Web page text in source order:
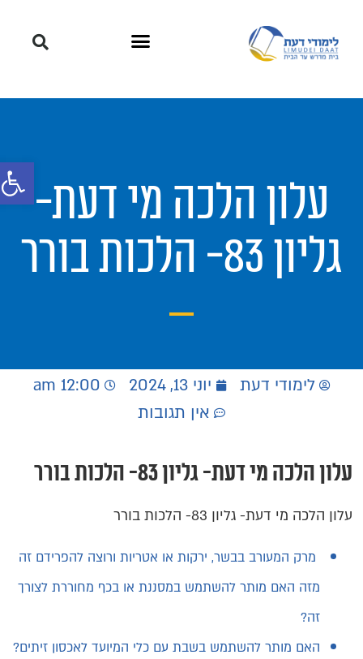
פתח
עלון הלכה מי דעת-
גליון 83- הלכות בורר
לימודי דעת יוני 13, 2024
12:00 am
אין תגובות
עלון הלכה מי דעת- גליון 83- הלכות בורר
עלון הלכה מי דעת- גליון 83- הלכות בורר
מרק המעורב בבשר, ירקות או אטריות ורוצה להפרידם זה
מזה האם מותר להשתמש במסננת או בכף מחוררת לצורך
זה?
האם מותר להשתמש בשבת עם כלי המיועד לאכסון זיתים?